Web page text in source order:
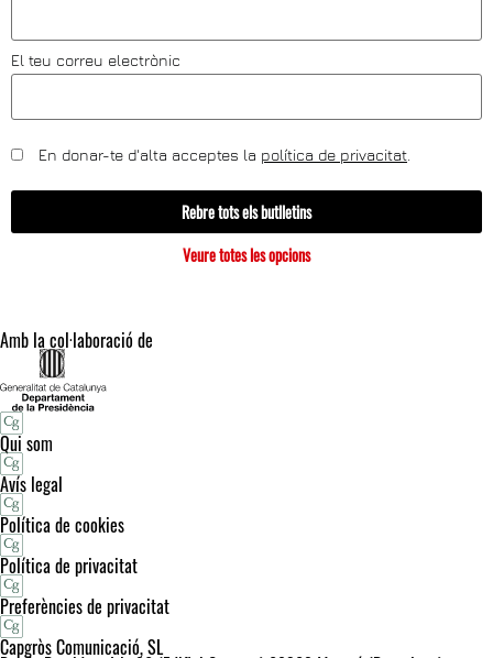
El teu correu electrònic
En donar-te d'alta acceptes la política de privacitat
Rebre tots els butlletins
Veure totes les opcions
Amb la col·laboració de
Qui som
Avís legal
Política de cookies
Política de privacitat
Preferències de privacitat
Capgròs Comunicació, SL